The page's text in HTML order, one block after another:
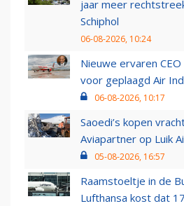
jaar meer
Schiphol
06-08-2026, 10:24
Nieuwe ervaren
voor geplaagd Air
06-08-2026, 10:17
Saoedi’s kopen
Aviapartner op Luik
05-08-2026, 16:57
Raamstoeltje in de
Lufthansa kost dat